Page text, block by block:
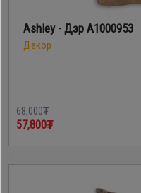
Ashley - Дэр A1000953
Декор
68,000₮
57,800₮